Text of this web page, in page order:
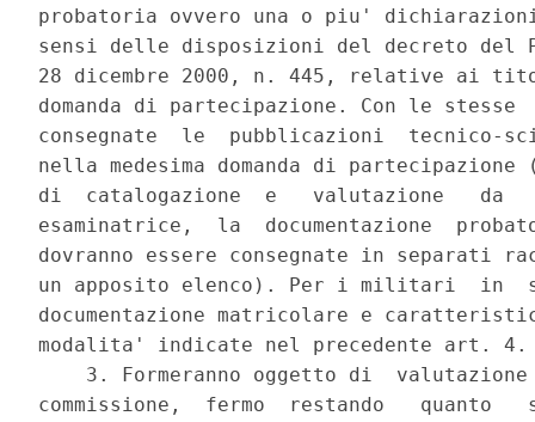
probatoria ovvero una o piu'
sensi delle disposizioni del decreto del
28 dicembre 2000, n. 445, relative ai
domanda di partecipazione. Con le
consegnate  le  pubblicazioni  tecnico-
nella medesima domanda di
di  catalogazione  e   valutazione   da
esaminatrice,  la  documentazione
dovranno essere consegnate in
un apposito elenco). Per i militari  in
documentazione matricolare e
modalita' indicate nel precedente art.
3. Formeranno oggetto di
commissione,  fermo  restando